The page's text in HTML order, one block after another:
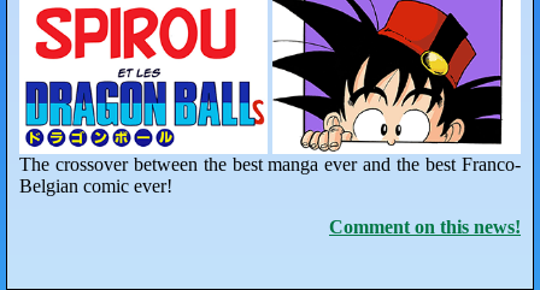
The crossover between the best manga ever and the best Franco-
Belgian comic ever!
Comment on this news!